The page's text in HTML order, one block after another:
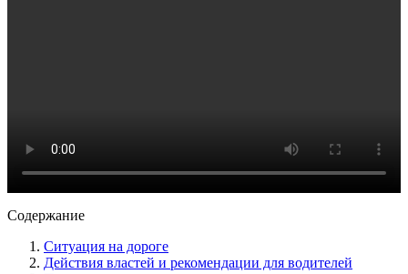
Содержание
Ситуация на дороге
Действия властей и рекомендации для водителей